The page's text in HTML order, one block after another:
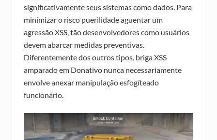
significativamente seus sistemas como dados. Para
minimizar o risco puerilidade aguentar um
agressão XSS, tão desenvolvedores como usuários
devem abarcar medidas preventivas.
Diferentemente dos outros tipos, briga XSS
amparado em Donativo nunca necessariamente
envolve anexar manipulação esfogíteado
funcionário.